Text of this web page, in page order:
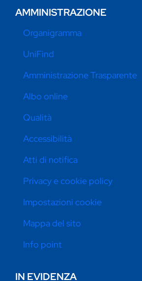
AMMINISTRAZIONE
Organigramma
UniFind
Amministrazione Trasparente
Albo online
Qualità
Accessibilità
Atti di notifica
Privacy e cookie policy
Impostazioni cookie
Mappa del sito
Info point
IN EVIDENZA